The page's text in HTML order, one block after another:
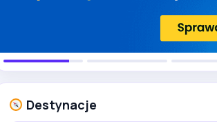
Destynacje